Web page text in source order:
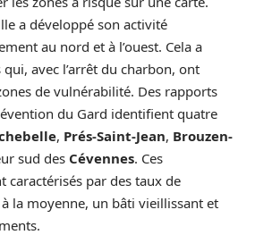
a développé son activité
au nord et à l’ouest. Cela a
avec l’arrêt du charbon, ont
de vulnérabilité. Des rapports
du Gard identifient quatre
, Prés-Saint-Jean, Brouzen-
sud des Cévennes. Ces
caractérisés par des taux de
la moyenne, un bâti vieillissant et